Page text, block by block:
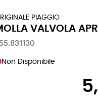
PIAGGIO
VALVOLA
Non Disponibile